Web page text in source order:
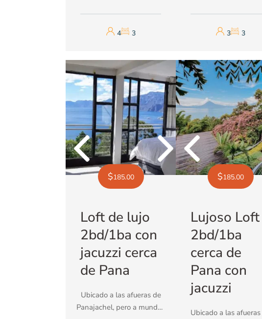
4 3 3 3
Previous
Next
Loft de lujo
2bd/1ba con
jacuzzi cerca
de Pana
$185.00
Ubicado a las afueras de
Panajachel, pero a mundos
Next
Lujoso Loft
2bd/1ba
cerca de
Pana con
jacuzzi
$185.00
Ubicado a las